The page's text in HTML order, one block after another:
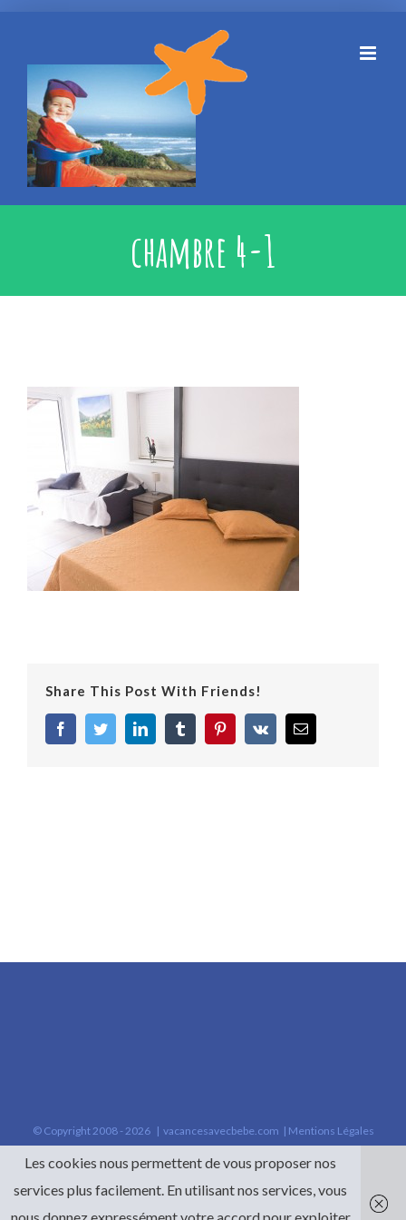
content
chambre 4-1
Share This Post With Friends!
facebooktwitter linkedin tumblr pinterestvk Email
© Copyright 2008 -2026 | vacancesavecbebe.com | Mentions Légales
Les cookies nous permettent de vous proposer nos
services plus facilement. En utilisant nos services, vous